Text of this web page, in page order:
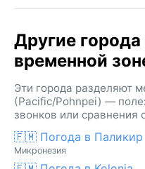
Другие
временной
Эти города разделяют
(Pacific/Pohnpei) —
звонков или сравнения
🇫🇲 Погода в Паликир
Микронезия